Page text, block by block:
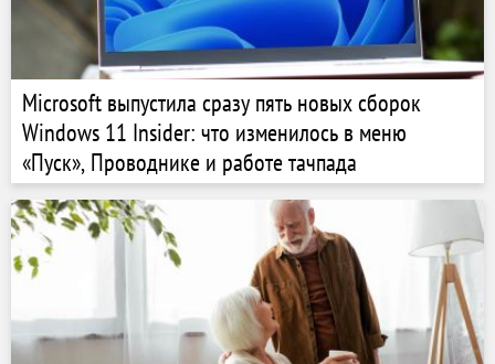
Microsoft выпустила сразу пять новых сборок
Windows 11 Insider: что изменилось в меню
«Пуск», Проводнике и работе тачпада